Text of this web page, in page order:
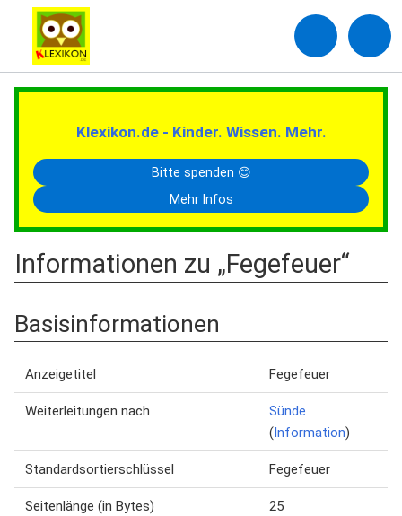
Klexikon.de - Kinder. Wissen. Mehr.
Bitte spenden 😊
Mehr Infos
Informationen zu „Fegefeuer“
Basisinformationen
Anzeigetitel Fegefeuer
Weiterleitungen nach
Sünde
(Information)
Standardsortierschlüssel Fegefeuer
Seitenlänge (in Bytes) 25